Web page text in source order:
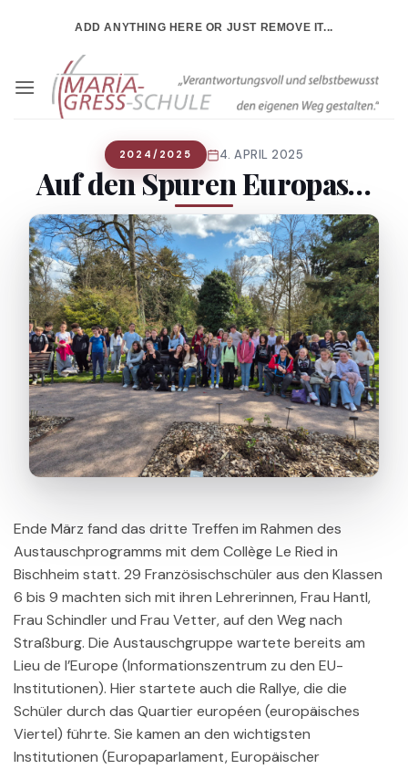
ADD ANYTHING HERE OR JUST REMOVE IT...
2024/2025 4. APRIL 2025
Auf den Spuren Europas…
Ende März fand das dritte Treffen im Rahmen des
Austauschprogramms mit dem Collège Le Ried in
Bischheim statt. 29 Französischschüler aus den Klassen
6 bis 9 machten sich mit ihren Lehrerinnen, Frau Hantl,
Frau Schindler und Frau Vetter, auf den Weg nach
Straßburg. Die Austauschgruppe wartete bereits am
Lieu de l’Europe (Informationszentrum zu den EU-
Institutionen). Hier startete auch die Rallye, die die
Schüler durch das Quartier européen (europäisches
Viertel) führte. Sie kamen an den wichtigsten
Institutionen (Europaparlament, Europäischer